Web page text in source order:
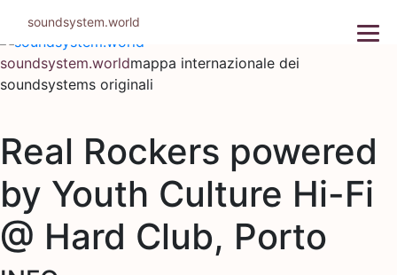
contenuto
soundsystem.worldmappa internazionale dei
soundsystems originali
Real Rockers powered
by Youth Culture Hi-Fi
@ Hard Club, Porto
soundsystem.world